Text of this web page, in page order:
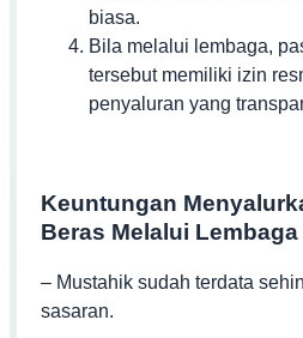
biasa.
Bila melalui lembaga,
tersebut memiliki izin
penyaluran yang
Keuntungan
Beras Melalui Lembaga
– Mustahik sudah terdata
sasaran.